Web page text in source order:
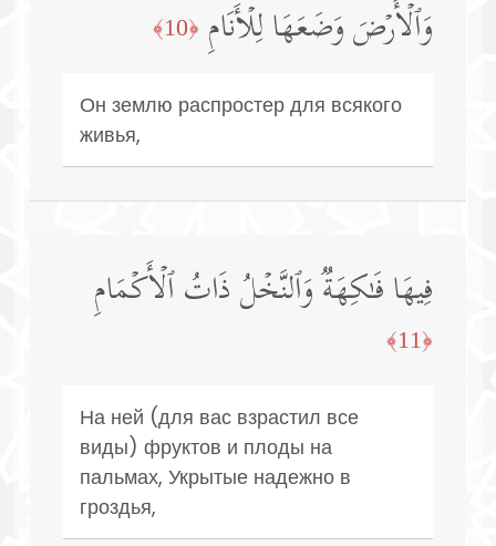
وَٱلۡأَرۡضَ وَضَعَهَا لِلۡأَنَامِ ﴿10﴾
Он землю распростер для всякого
живья,
فِیهَا فَـٰكِهَةࣱ وَٱلنَّخۡلُ ذَاتُ ٱلۡأَكۡمَامِ
﴿11﴾
На ней (для вас взрастил все
виды) фруктов и плоды на
пальмах, Укрытые надежно в
гроздья,